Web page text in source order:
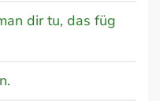
dir tu, das füg